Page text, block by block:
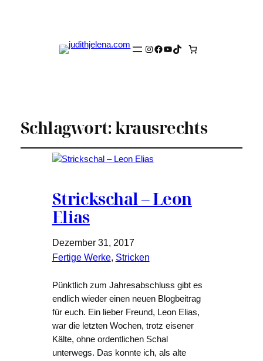
Instagram
Facebook
YouTube
TikTok
Schlagwort:krausrechts
Strickschal – Leon
Elias
Dezember 31, 2017
Fertige Werke, Stricken
Pünktlich zum Jahresabschluss gibt es
endlich wieder einen neuen Blogbeitrag
für euch. Ein lieber Freund, Leon Elias,
war die letzten Wochen, trotz eisener
Kälte, ohne ordentlichen Schal
unterwegs. Das konnte ich, als alte